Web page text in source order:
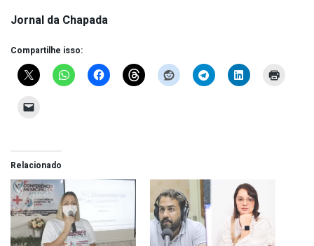
Jornal da Chapada
Compartilhe isso:
Relacionado